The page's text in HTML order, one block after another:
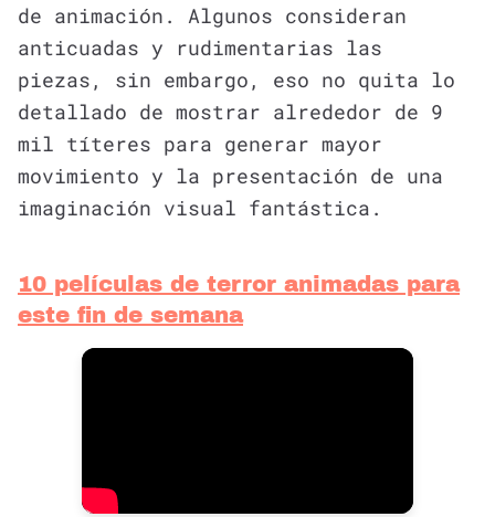
de animación. Algunos consideran
anticuadas y rudimentarias las
piezas, sin embargo, eso no quita lo
detallado de mostrar alrededor de 9
mil títeres para generar mayor
movimiento y la presentación de una
imaginación visual fantástica.
10 películas de terror animadas para
este fin de semana